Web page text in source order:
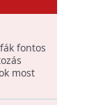
erdők
fontos
most